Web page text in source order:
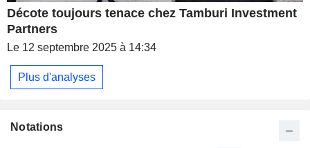
Décote toujours tenace chez Tamburi Investment
Partners
Le 12 septembre 2025 à 14:34
Plus d'analyses
Notations